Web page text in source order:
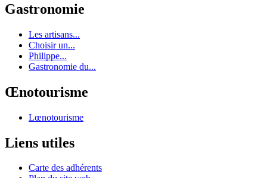
Gastronomie
Les artisans...
Choisir un...
Philippe...
Gastronomie du...
Œnotourisme
Lœnotourisme
Liens utiles
Carte des adhérents